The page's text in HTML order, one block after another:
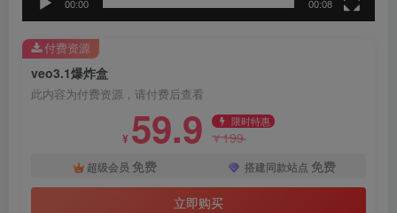
00:00 00:08
veo3.1爆炸盒
此内容为付费资源，请付费后查看
¥ 59.9 限时特惠
¥199
超级会员 免费 搭建同款站点 免费
立即购买
付费资源